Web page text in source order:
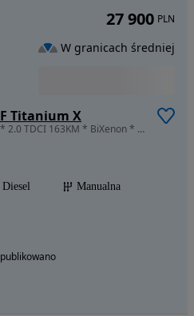
Titanium X
1997 cm3 • 163 KM • * Titanium * 2.0 TDCI 163KM * BiXenon * Navigacja * Kamera *
Diesel
Manualna
27 900 PLN
W granicach średniej